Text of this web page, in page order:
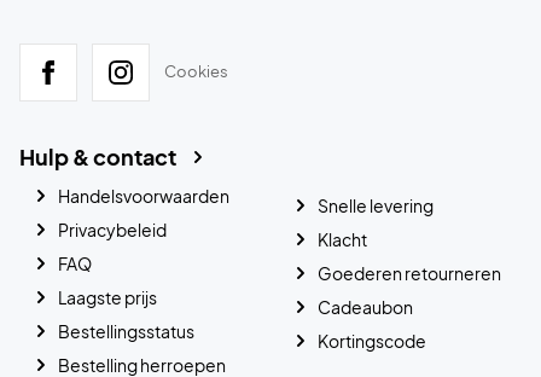
Cookies
Hulp & contact
Handelsvoorwaarden
Privacybeleid
FAQ
Laagste prijs
Bestellingsstatus
Bestelling herroepen
Snelle levering
Klacht
Goederen retourneren
Cadeaubon
Kortingscode